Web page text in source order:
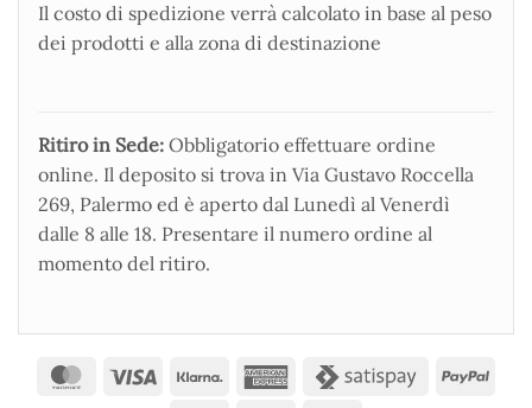
Il costo di spedizione verrà calcolato in base al peso
dei prodotti e alla zona di destinazione
Ritiro in Sede: Obbligatorio effettuare ordine
online. Il deposito si trova in Via Gustavo Roccella
269, Palermo ed è aperto dal Lunedì al Venerdì
dalle 8 alle 18. Presentare il numero ordine al
momento del ritiro.